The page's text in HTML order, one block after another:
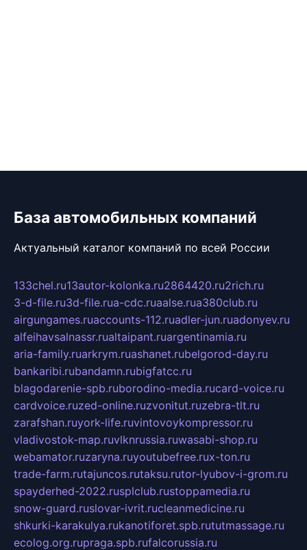
База автомобильных компаний
Актуальный каталог компаний по всей России
133chel.ru13autor-kolonka.ru2864420.ru2rich.ru
3-d-file.ru3d-file.rua-cdc.ruaalse.rua380club.ru
airgungames.ruaccounts-112.ruadler-jun.ruadonyev.ru
alfeihavsalnassr.rualtaipant.ruargentinamia.ru
aria-family.ruarkrym.ruashanet.rubelgorod-day.ru
bankaribi.rubandamn.rubigfatcc.ru
blagodarenie-spb.ruborodino-media.rucard-voice.ru
cardvoice.ruzed-online.ruzvonitut.ruzebra-tlt.ru
zarafshan.ruyork-life.ruvintovoykompressor.ru
vladivostok-map.ruvlknrussia.ruwasabi-shop.ru
webamator.ruzaryna.ruyoutubefree.rux-ton.ru
trade-farm.rutajuncos.rutaksu.rutor-lyubov-i-grom.ru
spayderhed-2022.rusplclub.rustoppamedia.ru
snow-guard.ruslovar-ivrit.rucleanmedicine.ru
shkurki-karakulya.rukanotiforet.spb.rututmassage.ru
ecolog.org.rupraga.spb.rufalcorussia.ru